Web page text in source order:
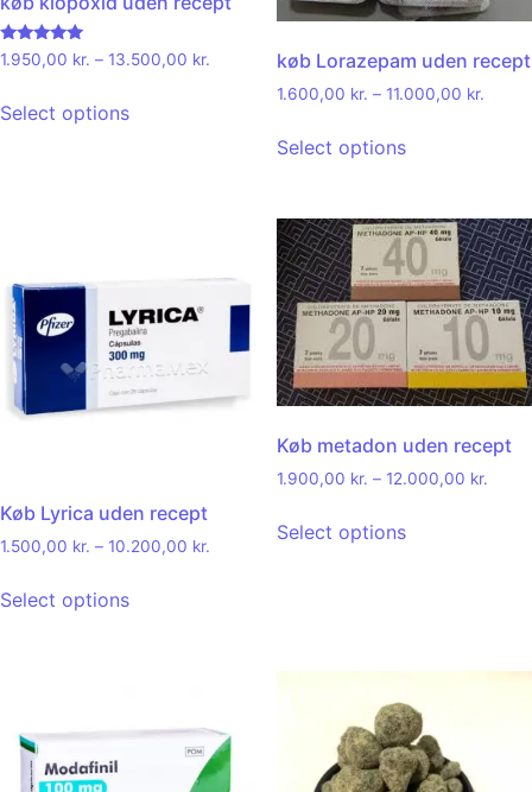
Rated
4.78
1.950,00 kr. – 13.500,00 kr.
Select options
køb Lorazepam uden recept
1.600,00 kr. – 11.000,00 kr.
Select options
Køb Lyrica uden recept
1.500,00 kr. – 10.200,00 kr.
Select options
Køb metadon uden recept
1.900,00 kr. – 12.000,00 kr.
Select options